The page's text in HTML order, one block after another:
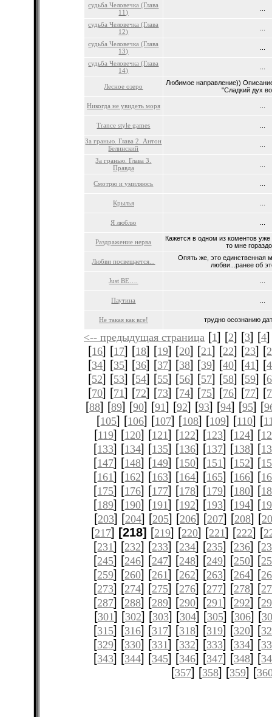
судьба Человечка (Глава
11)
судьба Человечка (Глава
12)
судьба Человечка (Глава
13)
судьба Человечка (Глава
14)
Лесное озеро
Любимое направление))
"Сладкий дух
Никогда не увидеть моря
Trance style games
За гранью. Глава 2. Антон
Белинский
За гранью. Глава 3.
Правда
Cмотрю и умиляюсь
Крылья
Я люблю
Раздражение нерва
Кажется в одном из коментов
то мне
Любви посвещается...
Опять же, это единственная
любви...ранее об
Just BE….
Паутина
Не такая как все! трудно осознанию
<-- предыдущая страница [1] [2] [3] [4
[16] [17] [18] [19] [20] [21] [22] [23] [
[34] [35] [36] [37] [38] [39] [40] [41] [
[52] [53] [54] [55] [56] [57] [58] [59] [
[70] [71] [72] [73] [74] [75] [76] [77] [
[88] [89] [90] [91] [92] [93] [94] [95] [
[105] [106] [107] [108] [109] [110] [
[119] [120] [121] [122] [123] [124] [
[133] [134] [135] [136] [137] [138] [
[147] [148] [149] [150] [151] [152] [
[161] [162] [163] [164] [165] [166] [
[175] [176] [177] [178] [179] [180] [
[189] [190] [191] [192] [193] [194] [
[203] [204] [205] [206] [207] [208] [
[217] [218] [219] [220] [221] [222] [
[231] [232] [233] [234] [235] [236] [
[245] [246] [247] [248] [249] [250] [
[259] [260] [261] [262] [263] [264] [
[273] [274] [275] [276] [277] [278] [
[287] [288] [289] [290] [291] [292] [
[301] [302] [303] [304] [305] [306] [
[315] [316] [317] [318] [319] [320] [
[329] [330] [331] [332] [333] [334] [
[343] [344] [345] [346] [347] [348] [
[357] [358] [359] [